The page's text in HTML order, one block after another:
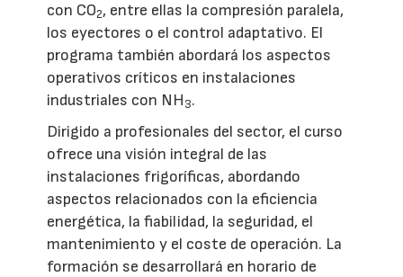
con CO2, entre ellas la compresión paralela,
los eyectores o el control adaptativo. El
programa también abordará los aspectos
operativos críticos en instalaciones
industriales con NH3.
Dirigido a profesionales del sector, el curso
ofrece una visión integral de las
instalaciones frigoríficas, abordando
aspectos relacionados con la eficiencia
energética, la fiabilidad, la seguridad, el
mantenimiento y el coste de operación. La
formación se desarrollará en horario de